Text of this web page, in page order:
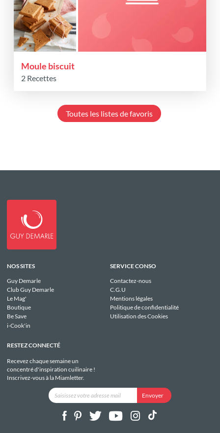
Moule biscuit
2 Recettes
Toutes les listes de favoris
NOS SITES
Guy Demarle
Club Guy Demarle
Le Mag'
Boutique
Be Save
i-Cook'in
SERVICE CONSO
Contactez-nous
C.G.U
Mentions légales
Politique de confidentialité
Utilisation des Cookies
RESTEZ CONNECTÉ
Recevez chaque semaine un
concentré d'inspiration cuilinaire !
Inscrivez-vous à la Miamletter.